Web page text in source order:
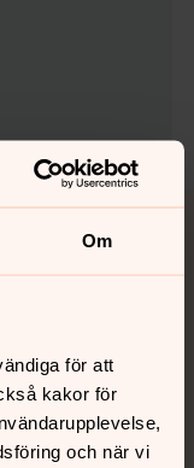
Om
för att
kakor för
och när vi